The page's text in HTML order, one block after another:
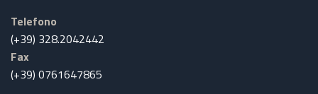
Telefono
(+39) 328.2042442
Fax
(+39) 0761647865